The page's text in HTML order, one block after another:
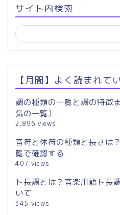
サイト内検索
【月間】よく読まれて
調の種類の一覧と調の特徴
気の一覧）
2,896 views
音符と休符の種類と長さは
覧で確認する
407 views
ト長調とは？音楽用語ト長
いて
345 views